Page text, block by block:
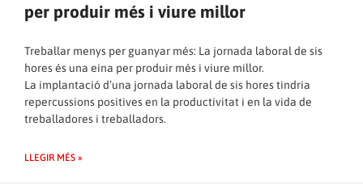
per produir més i viure millor
Treballar menys per guanyar més: La jornada laboral de sis
hores és una eina per produir més i viure millor.
La implantació d’una jornada laboral de sis hores tindria
repercussions positives en la productivitat i en la vida de
treballadores i treballadors.
LLEGIR MÉS »